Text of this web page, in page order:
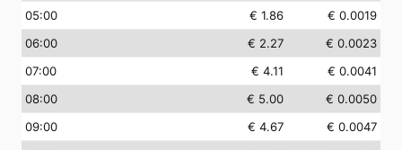
05:00 € 1.86
€ 0.0019
06:00 € 2.27
€ 0.0023
07:00 € 4.11
€ 0.0041
08:00 € 5.00
€ 0.0050
09:00 € 4.67
€ 0.0047